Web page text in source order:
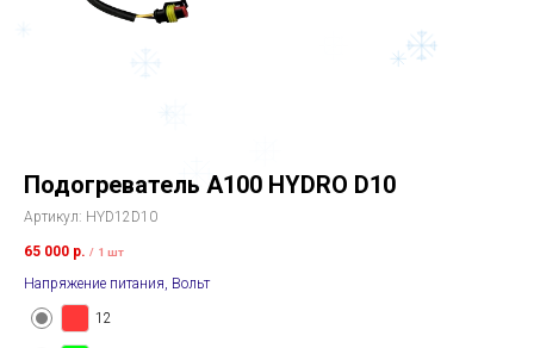
Подогреватель A100 HYDRO D10
Артикул: HYD12D10
65 000 р. / 1 шт
Напряжение питания, Вольт
12